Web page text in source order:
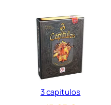
3 capitulos